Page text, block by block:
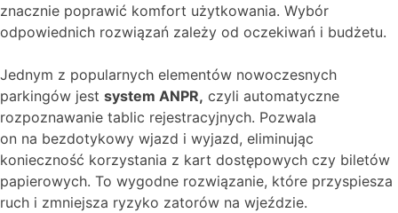
znacznie poprawić komfort użytkowania. Wybór
odpowiednich rozwiązań zależy od oczekiwań i budżetu.
Jednym z popularnych elementów nowoczesnych
parkingów jest system ANPR, czyli automatyczne
rozpoznawanie tablic rejestracyjnych. Pozwala
on na bezdotykowy wjazd i wyjazd, eliminując
konieczność korzystania z kart dostępowych czy biletów
papierowych. To wygodne rozwiązanie, które przyspiesza
ruch i zmniejsza ryzyko zatorów na wjeździe.